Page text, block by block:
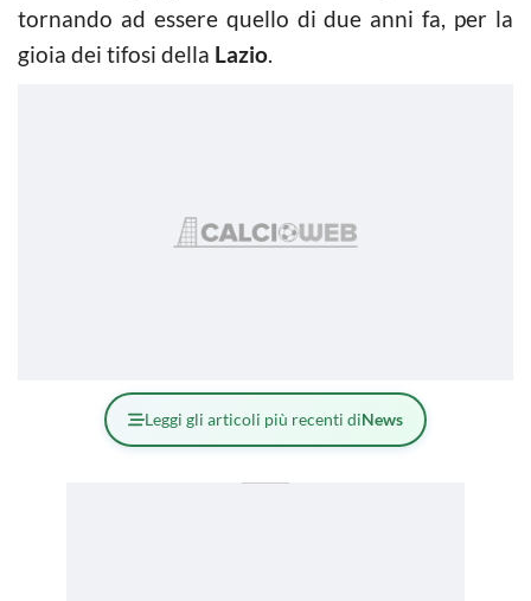
tornando ad essere quello di due anni fa, per la
gioia dei tifosi della Lazio.
Leggi gli articoli più recenti diNews